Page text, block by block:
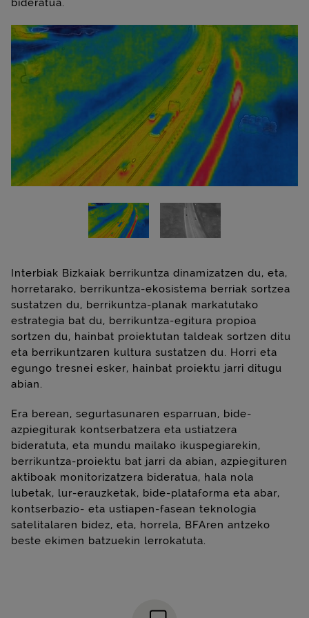
bideratua.
Interbiak Bizkaiak berrikuntza dinamizatzen du, eta,
horretarako, berrikuntza-ekosistema berriak sortzea
sustatzen du, berrikuntza-planak markatutako
estrategia bat du, berrikuntza-egitura propioa
sortzen du, hainbat proiektutan taldeak sortzen ditu
eta berrikuntzaren kultura sustatzen du. Horri eta
egungo tresnei esker, hainbat proiektu jarri ditugu
abian.
Era berean, segurtasunaren esparruan, bide-
azpiegiturak kontserbatzera eta ustiatzera
bideratuta, eta mundu mailako ikuspegiarekin,
berrikuntza-proiektu bat jarri da abian, azpiegituren
aktiboak monitorizatzera bideratua, hala nola
lubetak, lur-erauzketak, bide-plataforma eta abar,
kontserbazio- eta ustiapen-fasean teknologia
satelitalaren bidez, eta, horrela, BFAren antzeko
beste ekimen batzuekin lerrokatuta.